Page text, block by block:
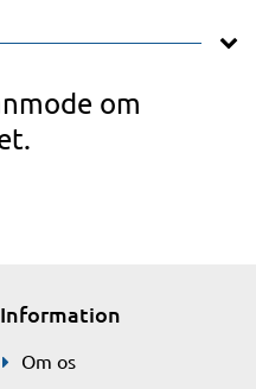
om
Information
Om os